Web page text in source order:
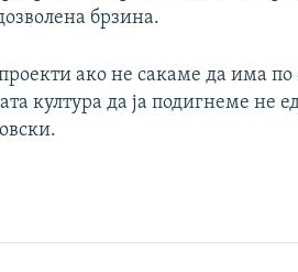
брзина.
ако не сакаме да има
култура да ја подигнеме не